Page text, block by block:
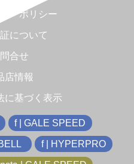
シーポリシー
について
合せ
店情報
に基づく表示
f | GALE SPEED
f | HYPERPRO